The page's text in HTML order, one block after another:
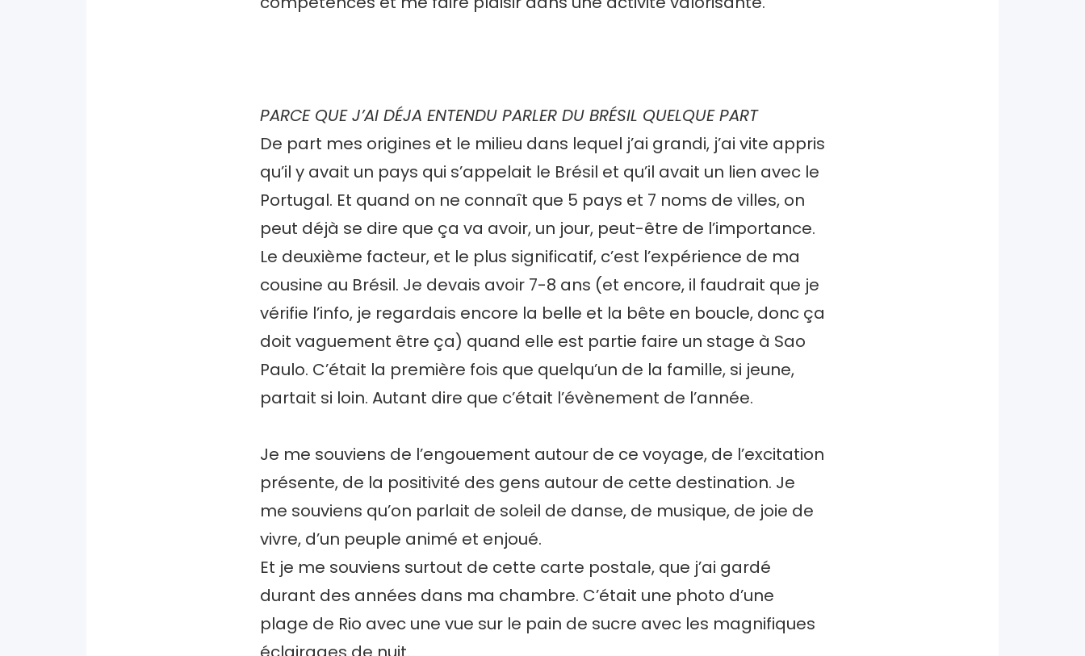
PARCE QUE J’AI DÉJA ENTENDU PARLER DU BRÉSIL QUELQUE PART
De part mes origines et le milieu dans lequel j’ai grandi, j’ai vite appris
qu’il y avait un pays qui s’appelait le Brésil et qu’il avait un lien avec le
Portugal. Et quand on ne connaît que 5 pays et 7 noms de villes, on
peut déjà se dire que ça va avoir, un jour, peut-être de l’importance.
Le deuxième facteur, et le plus significatif, c’est l’expérience de ma
cousine au Brésil. Je devais avoir 7-8 ans (et encore, il faudrait que je
vérifie l’info, je regardais encore la belle et la bête en boucle, donc ça
doit vaguement être ça) quand elle est partie faire un stage à Sao
Paulo. C’était la première fois que quelqu’un de la famille, si jeune,
partait si loin. Autant dire que c’était l’évènement de l’année.
Je me souviens de l’engouement autour de ce voyage, de l’excitation
présente, de la positivité des gens autour de cette destination. Je
me souviens qu’on parlait de soleil de danse, de musique, de joie de
vivre, d’un peuple animé et enjoué.
Et je me souviens surtout de cette carte postale, que j’ai gardé
durant des années dans ma chambre. C’était une photo d’une
plage de Rio avec une vue sur le pain de sucre avec les magnifiques